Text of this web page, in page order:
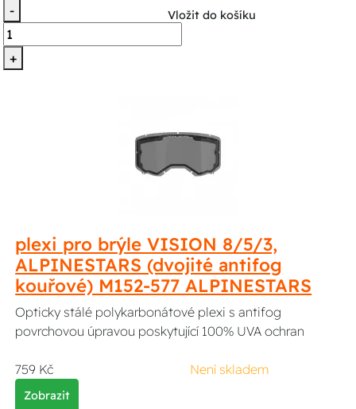
-
+
Vložit do košíku
plexi pro brýle VISION 8/5/3,
ALPINESTARS (dvojité antifog
kouřové) M152-577 ALPINESTARS
Opticky stálé polykarbonátové plexi s antifog
povrchovou úpravou poskytující 100% UVA ochran
759 Kč Není skladem
Zobrazit